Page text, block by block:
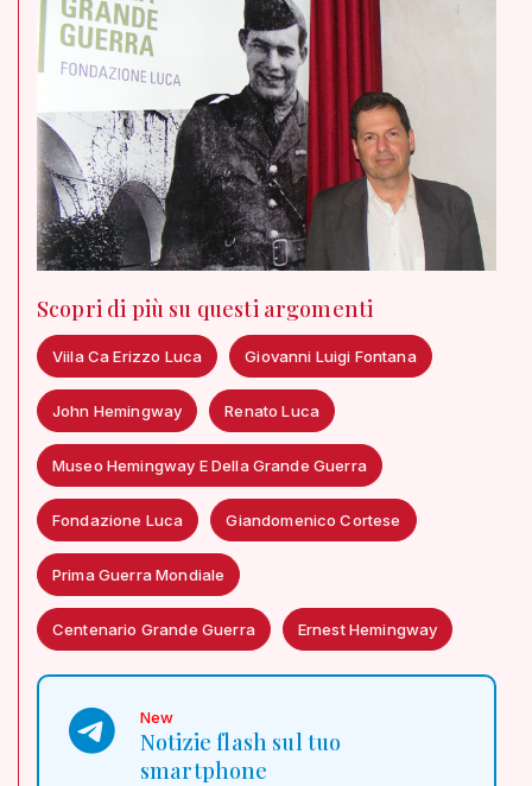
Scopri di più su questi argomenti
Viila Ca Erizzo Luca Giovanni Luigi Fontana
John Hemingway Renato Luca
Museo Hemingway E Della Grande Guerra
Fondazione Luca Giandomenico Cortese
Prima Guerra Mondiale
Centenario Grande Guerra Ernest Hemingway
New
Notizie flash sul tuo
smartphone